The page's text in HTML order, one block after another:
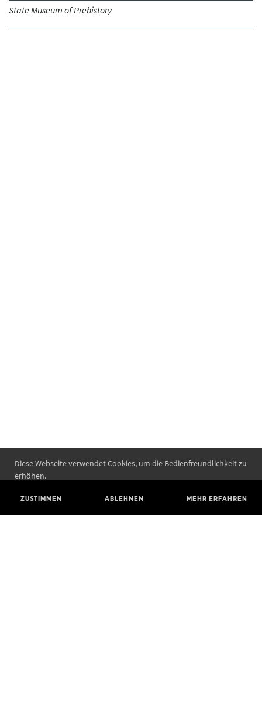
Diese Webseite verwendet Cookies, um die Bedienfreundlichkeit zu
erhöhen.
ZUSTIMMEN ABLEHNEN MEHR ERFAHREN
State Museum of Prehistory